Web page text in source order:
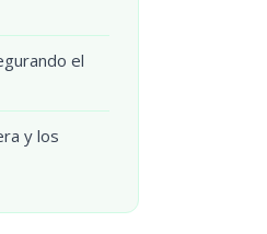
el
y los